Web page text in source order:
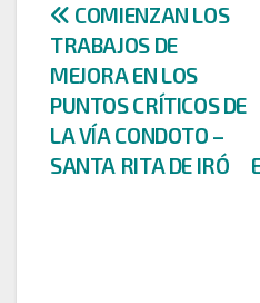
Navegación
de
entradas
COMIENZAN LOS
TRABAJOS DE
MEJORA EN LOS
PUNTOS CRÍTICOS DE
LA VÍA CONDOTO –
SANTA RITA DE IRÓ